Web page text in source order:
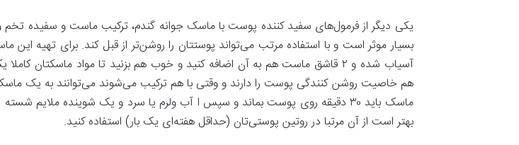
یکی دیگر از فرمول‌های سفید کننده پوست با ماسک جوانه گندم، ترکیب ماست و سفیده
آسیاب شده و ۲ قاشق ماست هم به آن اضافه کنید و خوب هم بزنید تا مواد
هم خاصیت روشن کنندگی پوست را دارند و وقتی با هم ترکیب می‌شوند می‌توانند به یک
ماسک باید ۳۰ دقیقه روی پوست بماند و سپس ا آب ولرم یا سرد و یک شوینده ملایم
بهتر است از آن مرتبا در روتین پوستی‌تان (حداقل هفته‌ای یک بار) استفاده کنید.